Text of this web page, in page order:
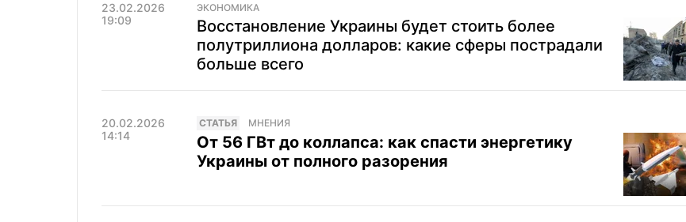
23.02.2026
19:09
ЭКОНОМИКА
Восстановление Украины будет стоить более
полутриллиона долларов: какие сферы пострадали
больше всего
20.02.2026
14:14
CТАТЬЯ МНЕНИЯ
От 56 ГВт до коллапса: как спасти энергетику
Украины от полного разорения